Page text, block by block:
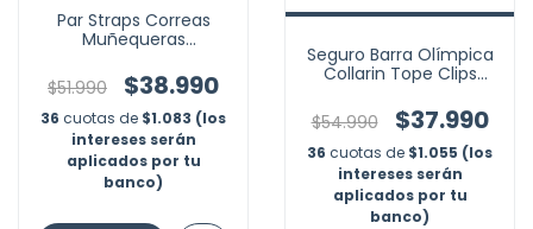
Par Straps Correas
Muñequeras
Gym
$51.990 $38.990
36 cuotas de $1.083 (los
intereses serán
aplicados por tu
banco)
Seguro Barra Olímpica
Collarin Tope Clips
$54.990
$37.990
36 cuotas de $1.055 (los
intereses serán
aplicados por tu
banco)